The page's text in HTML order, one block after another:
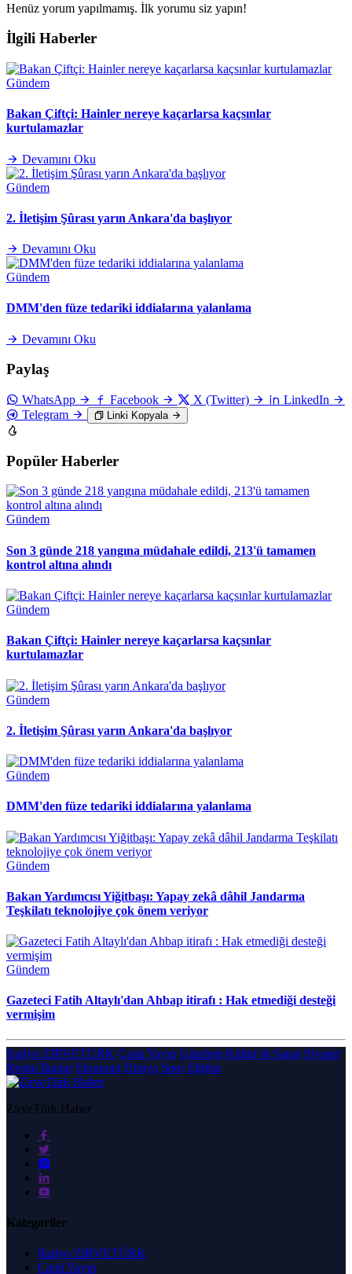
Henüz yorum yapılmamış. İlk yorumu siz yapın!
İlgili Haberler
Gündem
Bakan Çiftçi: Hainler nereye kaçarlarsa kaçsınlar
kurtulamazlar
Devamını Oku
Gündem
2. İletişim Şûrası yarın Ankara'da başlıyor
Devamını Oku
Gündem
DMM'den füze tedariki iddialarına yalanlama
Devamını Oku
Paylaş
WhatsApp Facebook X (Twitter)
LinkedIn
Telegram
Linki Kopyala
Popüler Haberler
Gündem
Son 3 günde 218 yangına müdahale edildi, 213'ü tamamen
kontrol altına alındı
Gündem
Bakan Çiftçi: Hainler nereye kaçarlarsa kaçsınlar
kurtulamazlar
Gündem
2. İletişim Şûrası yarın Ankara'da başlıyor
Gündem
DMM'den füze tedariki iddialarına yalanlama
Gündem
Bakan Yardımcısı Yiğitbaşı: Yapay zekâ dâhil Jandarma
Teşkilatı teknolojiye çok önem veriyor
Gündem
Gazeteci Fatih Altaylı'dan Ahbap itirafı : Hak etmediği desteği
vermişim
Radyo ZİRVETÜRK Canlı Yayın Gündem Kültür & Sanat Siyaset
Resmi İlanlar Ekonomi Dünya Spor Eğitim
ZirveTürk Haber
Kategoriler
Radyo ZİRVETÜRK
Canlı Yayın